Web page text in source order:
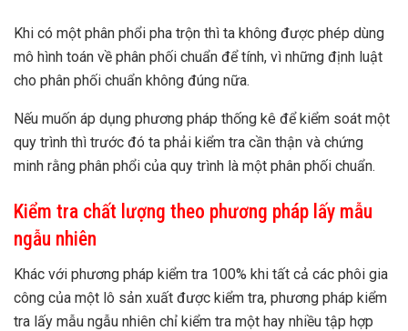
Khi có một phân phổi pha trộn thì ta không được phép dùng
mô hình toán về phân phối chuẩn để tính, vì những định luật
cho phân phối chuẩn không đúng nữa.
Nếu muốn áp dụng phương pháp thống kê để kiểm soát một
quy trình thì trước đó ta phải kiểm tra cần thận và chứng
minh rằng phân phổi của quy trình là một phân phối chuẩn.
Kiểm tra chất lượng theo phương pháp lấy mẫu
ngẫu nhiên
Khác với phương pháp kiểm tra 100% khi tất cả các phôi gia
công của một lô sản xuất được kiểm tra, phương pháp kiểm
tra lấy mẫu ngẫu nhiên chỉ kiểm tra một hay nhiều tập hợp